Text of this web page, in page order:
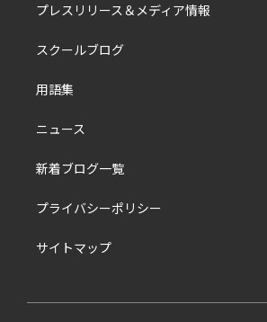
プレスリリース＆メディア情報
スクールブログ
用語集
ニュース
新着ブログ一覧
プライバシーポリシー
サイトマップ